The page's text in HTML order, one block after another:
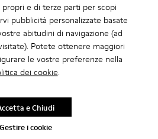
propri e di terze parti per scopi
pubblicità personalizzate basate
abitudini di navigazione (ad
Potete ottenere maggiori
le vostre preferenze nella
dei cookie.
Gestire i cookie
e Chiudi
Andratx
140 €
Aggiungi